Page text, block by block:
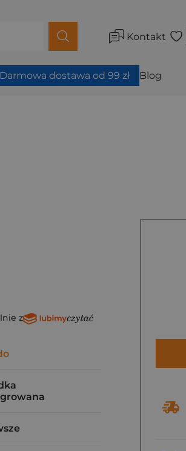
Kontakt
Darmowa dostawa od 99 zł Blog
z